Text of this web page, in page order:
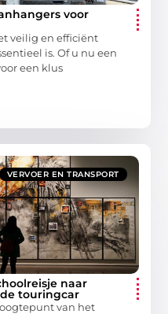
voor
veilig en efficiënt
is. Of u nu een
een klus
VERVOER EN TRANSPORT
naar
touringcar
van het